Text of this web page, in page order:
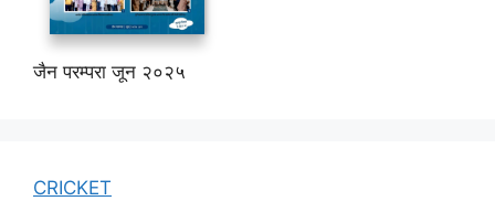
जैन परम्परा जून २०२५
CRICKET